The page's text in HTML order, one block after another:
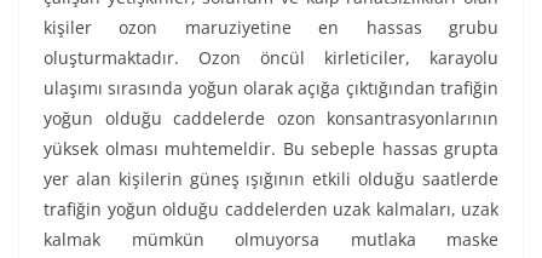
kişiler ozon maruziyetine en hassas grubu
oluşturmaktadır. Ozon öncül kirleticiler, karayolu
ulaşımı sırasında yoğun olarak açığa çıktığından trafiğin
yoğun olduğu caddelerde ozon konsantrasyonlarının
yüksek olması muhtemeldir. Bu sebeple hassas grupta
yer alan kişilerin güneş ışığının etkili olduğu saatlerde
trafiğin yoğun olduğu caddelerden uzak kalmaları, uzak
kalmak mümkün olmuyorsa mutlaka maske